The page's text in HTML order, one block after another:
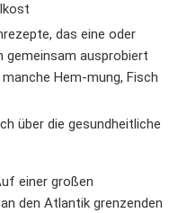
das eine oder
gemeinsam ausprobiert
Hem-mung, Fisch
über die gesundheitliche
einer großen
den Atlantik grenzenden